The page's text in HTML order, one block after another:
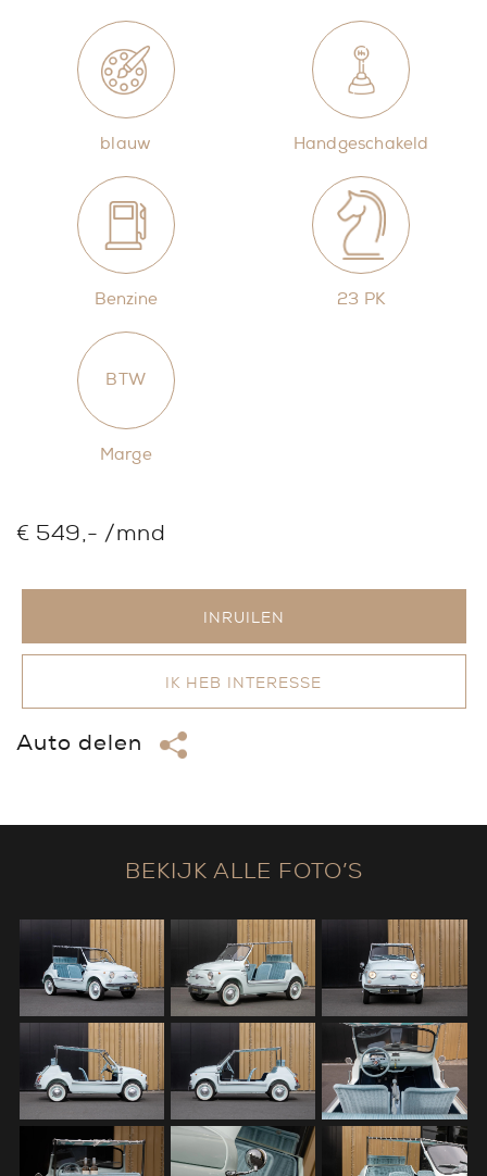
blauw Handgeschakeld
Benzine 23 PK
BTW
Marge
€ 549,- /mnd
INRUILEN
IK HEB INTERESSE
Auto delen
BEKIJK ALLE FOTO’S